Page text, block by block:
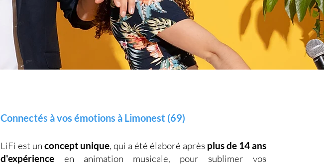
Connectés à vos émotions à Limonest (69)
LiFi est unconcept unique, qui a été élaboré après plus de 14 ans
d'expérience en animation musicale, pour sublimer vos